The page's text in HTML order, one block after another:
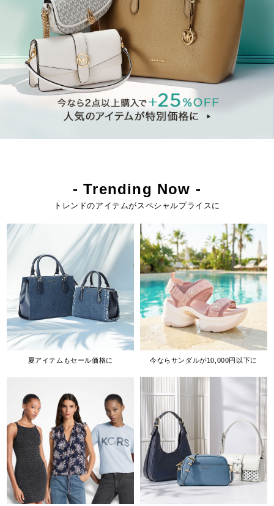
- Trending Now -
トレンドのアイテムがスペシャルプライスに
夏アイテムもセール価格に 今ならサンダルが10,000円以下に